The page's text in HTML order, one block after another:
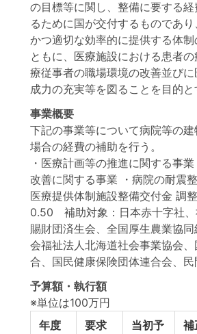
の目標等に関し、整備に要する
るために国が交付するものであ
かつ適切な効率的に提供する体制
ともに、医療施設における患者
療従事者の職場環境の改善並び
成力の充実等を図ることを目的と
事業概要
下記の事業等について病院等の建
場合の経費の補助を行う。
・医療計画等の推進に関する事
改善に関する事業 ・病院の耐震
医療提供体制施設整備交付金 調整
0.50 補助対象：日本赤十字社、
賜財団済生会、全国厚生農業協
会福祉法人北海道社会事業協会
合、国民健康保険団体連合会、
予算額・執行額
※単位は100万円
年度
要求
当初予
補